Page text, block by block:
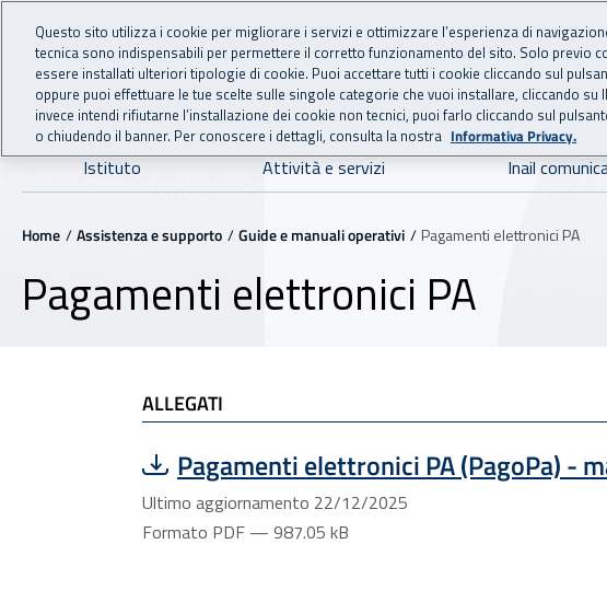
Vai al menu principale
Vai al contenuto principale
INAIL - Istituto Nazionale per
Navigazione principale
Istituto Attività e servizi Inail
Navigazione - Ti trovi in:
Home Assistenza e supporto Guide e manuali operativi Pagamenti elettronici PA
Pagamenti elettronici PA
ALLEGATI
Scarica file:
Pagamenti elettronici PA (PagoPa) -
Formato PDF — Dimensione 987.05 kB
Ultimo aggiornamento 22/12/2025
Formato PDF — 987.05 kB
Questo sito utilizza i cookie per migliorare i servizi e ottimizzare l’esperienza di
tecnica sono indispensabili per permettere il corretto funzionamento del sito. Solo previo
essere installati ulteriori tipologie di cookie. Puoi accettare tutti i cookie cliccando sul
oppure puoi effettuare le tue scelte sulle singole categorie che vuoi installare, cliccando su
invece intendi rifiutarne l’installazione dei cookie non tecnici, puoi farlo cliccando sul pulsante
o chiudendo il banner. Per conoscere i dettagli, consulta la nostra Informativa Privacy.